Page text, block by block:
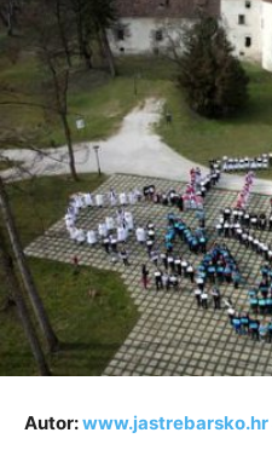
Autor:www.jastrebarsko.hr